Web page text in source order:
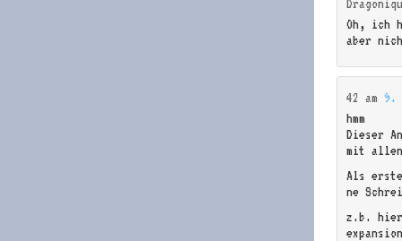
Oh, ich
aber
42 am 9.
hmm
Dieser
mit allen
Als
ne
z.b.